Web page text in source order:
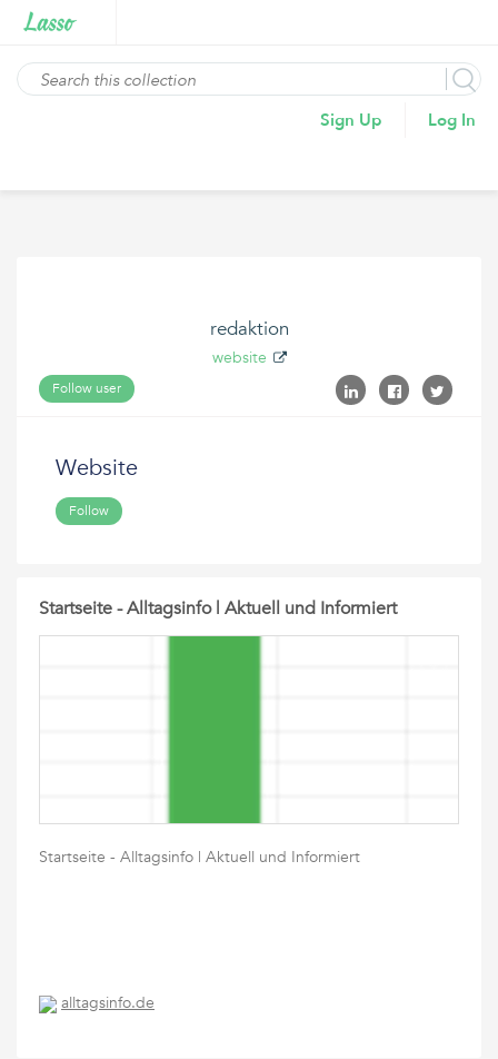
Sign Up Log In
redaktion
website
Follow user
Website
Follow
Startseite - Alltagsinfo | Aktuell und Informiert
Startseite - Alltagsinfo | Aktuell und Informiert
alltagsinfo.de